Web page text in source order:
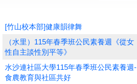
友站連結
網路選課
學員專區
[竹山校本部]健康韻律舞
（水里）115年春季班公民素養週《從女
性自主談性別平等》
水沙連社區大學115年春季班公民素養週-
食農教育與社區共好